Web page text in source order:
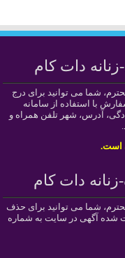
دات کام
شما می توانید برای درج
با استفاده از سامانه
آدرس، شهر تلفن همراه و
است.
دات کام
شما می توانید برای حذف